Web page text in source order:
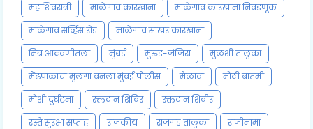
महाशिवरात्री
माळेगाव कारखाना
माळेगाव कारखाना निवडणूक
माळेगाव सर्व्हिस रोड
माळेगाव साखर कारखाना
मित्र आठवणीतला
मुंबई मुरुड-जंजिरा
मुळशी तालुका
मेंढपाळाचा मुलगा बनला मुंबई पोलीस
मेळावा
मोठी बातमी
मोशी दुर्घटना
रक्तदान शिबिर
रक्तदान शिबीर
रस्ते सुरक्षा सप्ताह
राजकीय राजगड तालुका
राजीनामा